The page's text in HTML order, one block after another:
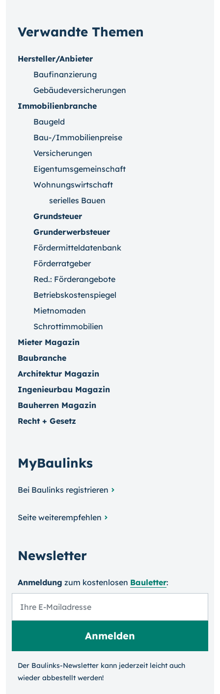
Verwandte Themen
Hersteller/Anbieter
Baufinanzierung
Gebäudeversicherungen
Immobilienbranche
Baugeld
Bau-/Immobilienpreise
Versicherungen
Eigentumsgemeinschaft
Wohnungswirtschaft
serielles Bauen
Grundsteuer
Grunderwerbsteuer
Fördermitteldatenbank
Förderratgeber
Red.: Förderangebote
Betriebskostenspiegel
Mietnomaden
Schrottimmobilien
Mieter Magazin
Baubranche
Architektur Magazin
Ingenieurbau Magazin
Bauherren Magazin
Recht + Gesetz
MyBaulinks
Bei Baulinks registrieren
Seite weiterempfehlen
Newsletter
Anmeldung zum kosten­losen Bauletter:
Der Baulinks-Newsletter kann jeder­zeit leicht auch
wieder ab­bestellt werden!